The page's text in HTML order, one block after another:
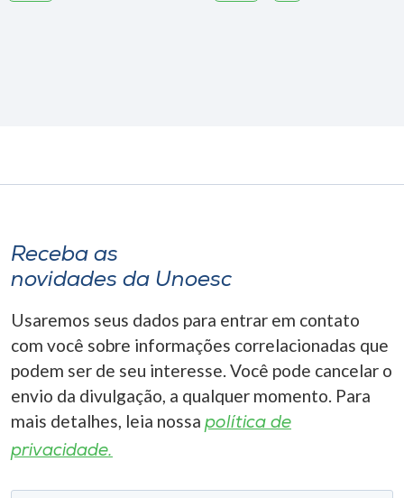
Receba as
novidades da Unoesc
Usaremos seus dados para entrar em contato
com você sobre informações correlacionadas que
podem ser de seu interesse. Você pode cancelar o
envio da divulgação, a qualquer momento. Para
mais detalhes, leia nossa política de
privacidade.